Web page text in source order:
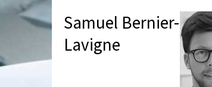
Samuel Bernier-
Lavigne